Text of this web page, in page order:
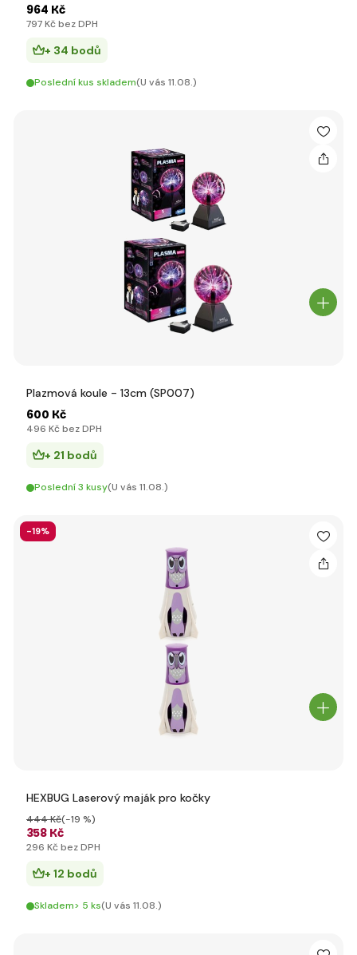
964 Kč
797 Kč bez DPH
+ 34 bodů
Poslední kus skladem(U vás 11.08.)
Plazmová koule - 13cm (SP007)
600 Kč
496 Kč bez DPH
+ 21 bodů
Poslední 3 kusy(U vás 11.08.)
-19%
HEXBUG Laserový maják pro kočky
358 Kč
444 Kč(-19 %)
296 Kč bez DPH
+ 12 bodů
Skladem> 5 ks(U vás 11.08.)